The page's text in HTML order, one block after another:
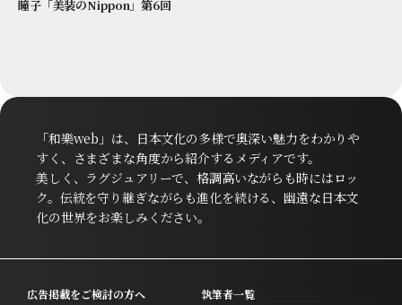
瞳子「美装のNippon」第6回
「和樂web」は、日本文化の多様で奥深い魅力をわかりや
すく、さまざまな角度から紹介するメディアです。
美しく、ラグジュアリーで、格調高いながらも時にはロッ
ク。伝統を守り継ぎながらも進化を続ける、幽遠な日本文
化の世界をお楽しみください。
広告掲載をご検討の方へ 執筆者一覧